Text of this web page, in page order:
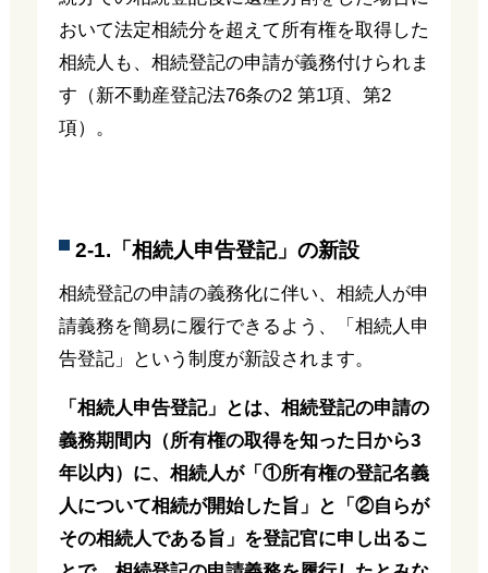
おいて法定相続分を超えて所有権を取得した
相続人も、相続登記の申請が義務付けられま
す（新不動産登記法76条の2 第1項、第2
項）。
2-1.「相続人申告登記」の新設
相続登記の申請の義務化に伴い、相続人が申
請義務を簡易に履行できるよう、「相続人申
告登記」という制度が新設されます。
「相続人申告登記」とは、相続登記の申請の
義務期間内（所有権の取得を知った日から3
年以内）に、相続人が「①所有権の登記名義
人について相続が開始した旨」と「②自らが
その相続人である旨」を登記官に申し出るこ